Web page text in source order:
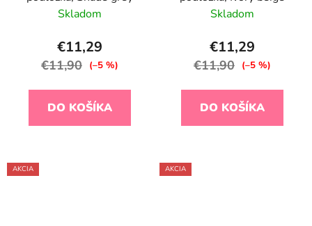
Skladom
€11,29
€11,90 (–5 %)
DO KOŠÍKA
Skladom
€11,29
€11,90 (–5 %)
DO KOŠÍKA
AKCIA AKCIA